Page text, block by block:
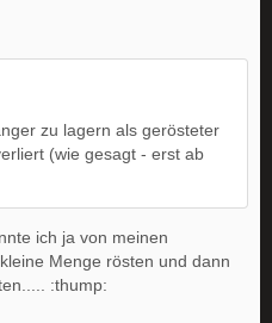
zu lagern als gerösteter
(wie gesagt - erst ab
ich ja von meinen
Menge rösten und dann
:thump: